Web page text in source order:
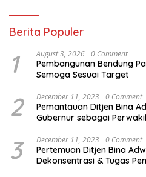
Berita Populer
1 August 3, 2026 0 Comment
Pembangunan Bendung
Semoga Sesuai Target
2 December 11, 2023 0 Comment
Pemantauan Ditjen Bina
Gubernur sebagai
3 December 11, 2023 0 Comment
Pertemuan Ditjen Bina
Dekonsentrasi & Tugas